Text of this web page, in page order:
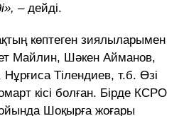
– дейді.
көптеген зиялыларымен
Майлин, Шәкен Айманов,
Тілендиев, т.б. Өзі
кісі болған. Бірде КСРО
Шо­қыр­ға жоғары